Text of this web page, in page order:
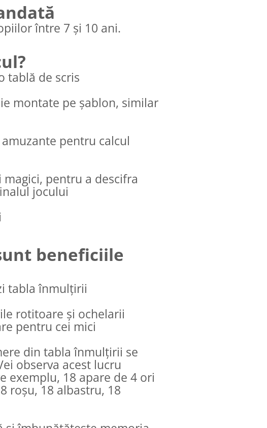
între 7 și 10 ani.
tablă de scris
montate pe șablon, similar
pentru calcul
pentru a descifra
jocului
beneficiile
tabla înmulțirii
rotitoare și ochelarii
pentru cei mici
din tabla înmulțirii se
observa acest lucru
exemplu, 18 apare de 4 ori
roșu, 18 albastru, 18